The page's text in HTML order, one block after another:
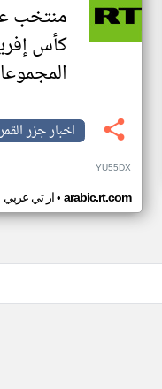
منتخب
اخبار جزر القمر
YU55DX
ار تي عربي• arabic.rt.com